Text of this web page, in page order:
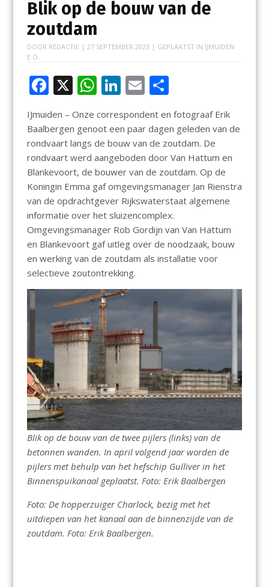
Blik op de bouw van de
zoutdam
DOOR REDACTIE | 27 SEPTEMBER 2023 | GEPLAATST IN IJMUIDEN
E.O.
F
ac
e
b
o
o
k
X W
at
s
A
p
p
Li
k
e
dI
n
E
ai
l
D
el
e
n
IJmuiden – Onze correspondent en fotograaf Erik
Baalbergen genoot een paar dagen geleden van de
rondvaart langs de bouw van de zoutdam. De
rondvaart werd aangeboden door Van Hattum en
Blankevoort, de bouwer van de zoutdam. Op de
Koningin Emma gaf omgevingsmanager Jan Rienstra
van de opdrachtgever Rijkswaterstaat algemene
informatie over het sluizencomplex.
Omgevingsmanager Rob Gordijn van Van Hattum
en Blankevoort gaf uitleg over de noodzaak, bouw
en werking van de zoutdam als installatie voor
selectieve zoutontrekking.
Blik op de bouw van de twee pijlers (links) van de
betonnen wanden. In april volgend jaar worden de
pijlers met behulp van het hefschip Gulliver in het
Binnenspuikanaal geplaatst. Foto: Erik Baalbergen
Foto: De hopperzuiger Charlock, bezig met het
uitdiepen van het kanaal aan de binnenzijde van de
zoutdam. Foto: Erik Baalbergen.